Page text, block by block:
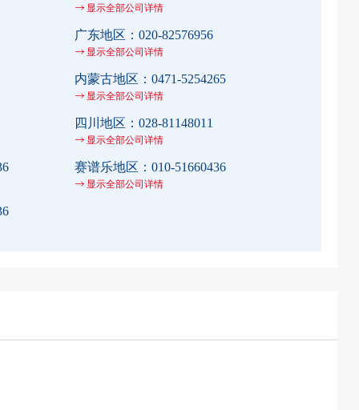
显示全部公司详情
广东地区：020-82576956
显示全部公司详情
内蒙古地区：0471-5254265
显示全部公司详情
四川地区：028-81148011
显示全部公司详情
赛谱乐地区：010-51660436
显示全部公司详情